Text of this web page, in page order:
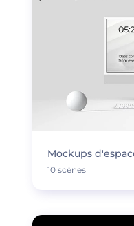
Mockups
10 scènes